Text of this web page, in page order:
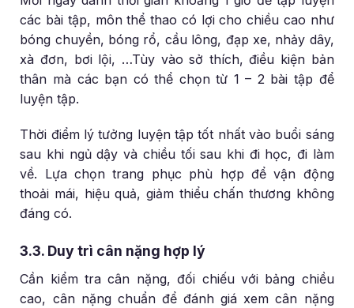
các bài tập, môn thể thao có lợi cho chiều cao như
bóng chuyền, bóng rổ, cầu lông, đạp xe, nhảy dây,
xà đơn, bơi lội, …Tùy vào sở thích, điều kiện bản
thân mà các bạn có thể chọn từ 1 – 2 bài tập để
luyện tập.
Thời điểm lý tưởng luyện tập tốt nhất vào buổi sáng
sau khi ngủ dậy và chiều tối sau khi đi học, đi làm
về. Lựa chọn trang phục phù hợp để vận động
thoải mái, hiệu quả, giảm thiểu chấn thương không
đáng có.
3.3. Duy trì cân nặng hợp lý
Cần kiểm tra cân nặng, đối chiếu với bảng chiều
cao, cân nặng chuẩn để đánh giá xem cân nặng